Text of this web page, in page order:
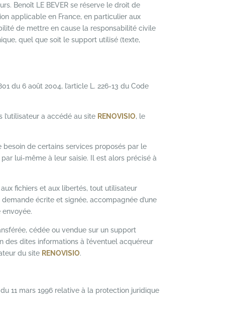
Benoît LE BEVER se réserve le droit de
applicable en France, en particulier aux
de mettre en cause la responsabilité civile
quel que soit le support utilisé (texte,
du 6 août 2004, l’article L. 226-13 du Code
l’utilisateur a accédé au site RENOVISIO, le
besoin de certains services proposés par le
lui-même à leur saisie. Il est alors précisé à
fichiers et aux libertés, tout utilisateur
écrite et signée, accompagnée d’une
cédée ou vendue sur un support
des dites informations à l’éventuel acquéreur
du site RENOVISIO.
11 mars 1996 relative à la protection juridique